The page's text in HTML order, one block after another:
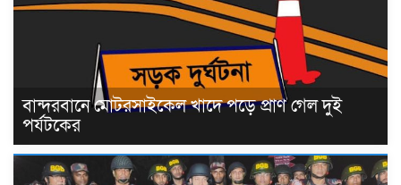
বান্দরবানে মোটরসাইকেল খাদে পড়ে প্রাণ গেল দুই
পর্যটকের